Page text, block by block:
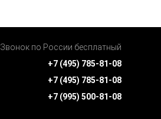
Звонок по России бесплатный
+7 (495) 785-81-08
+7 (495) 785-81-08
+7 (995) 500-81-08